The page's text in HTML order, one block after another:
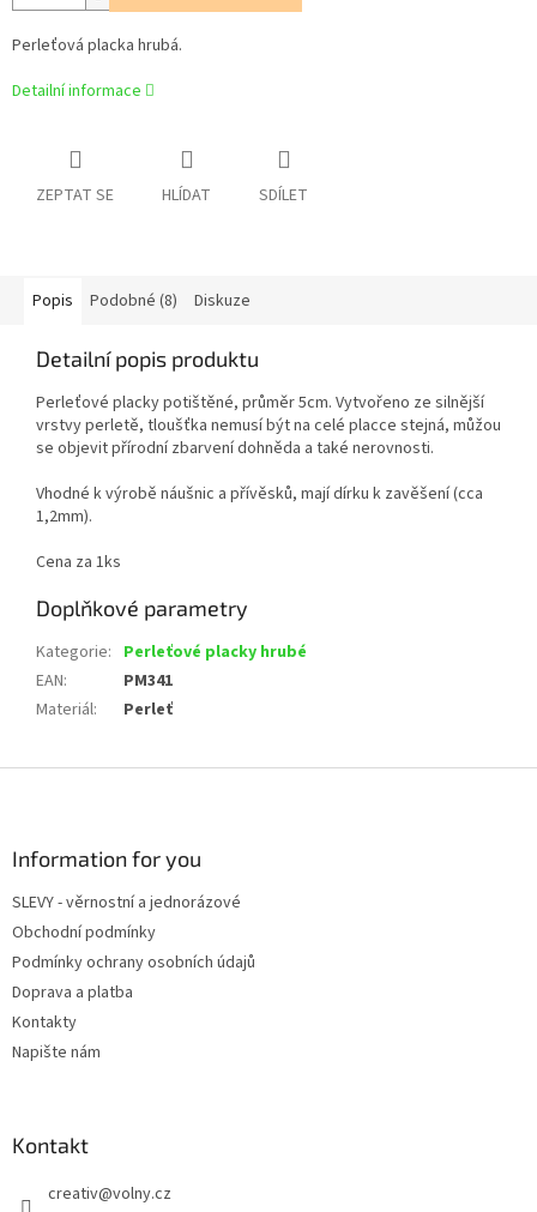
Perleťová placka hrubá.
Detailní informace
ZEPTAT SE HLÍDAT SDÍLET
Popis Podobné (8) Diskuze
Detailní popis produktu
Perleťové placky potištěné, průměr 5cm. Vytvořeno ze silnější
vrstvy perletě, tloušťka nemusí být na celé placce stejná, můžou
se objevit přírodní zbarvení dohněda a také nerovnosti.
Vhodné k výrobě náušnic a přívěsků, mají dírku k zavěšení (cca
1,2mm).
Cena za 1ks
Doplňkové parametry
Kategorie: Perleťové placky hrubé
EAN:
PM341
Materiál: Perleť
Information for you
SLEVY - věrnostní a jednorázové
Obchodní podmínky
Podmínky ochrany osobních údajů
Doprava a platba
Kontakty
Napište nám
Kontakt
creativ@volny.cz